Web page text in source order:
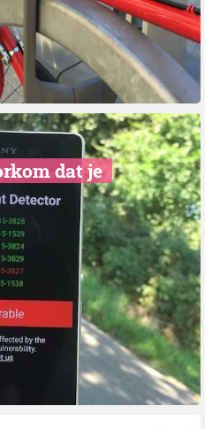
dat je